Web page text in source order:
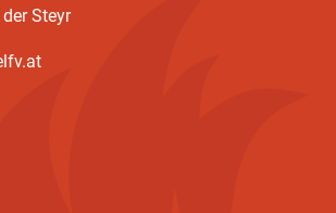
Steyr